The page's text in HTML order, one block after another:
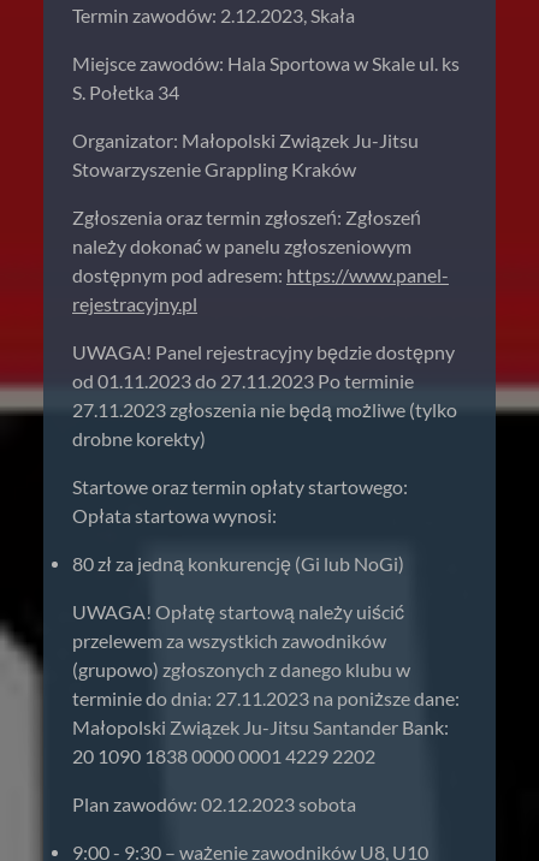
Termin zawodów: 2.12.2023, Skała
Miejsce zawodów: Hala Sportowa w Skale ul. ks
S. Połetka 34
Organizator: Małopolski Związek Ju-Jitsu
Stowarzyszenie Grappling Kraków
Zgłoszenia oraz termin zgłoszeń: Zgłoszeń
należy dokonać w panelu zgłoszeniowym
dostępnym pod adresem: https://www.panel-
rejestracyjny.pl
UWAGA! Panel rejestracyjny będzie dostępny
od 01.11.2023 do 27.11.2023 Po terminie
27.11.2023 zgłoszenia nie będą możliwe (tylko
drobne korekty)
Startowe oraz termin opłaty startowego:
Opłata startowa wynosi:
80 zł za jedną konkurencję (Gi lub NoGi)
UWAGA! Opłatę startową należy uiścić
przelewem za wszystkich zawodników
(grupowo) zgłoszonych z danego klubu w
terminie do dnia: 27.11.2023 na poniższe dane:
Małopolski Związek Ju-Jitsu Santander Bank:
20 1090 1838 0000 0001 4229 2202
Plan zawodów: 02.12.2023 sobota
9:00 - 9:30 – ważenie zawodników U8, U10